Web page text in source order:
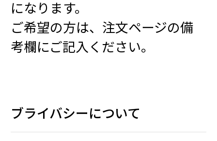
になります。
ご希望の方は、注文ページの備
考欄にご記入ください。
ブライバシーについて